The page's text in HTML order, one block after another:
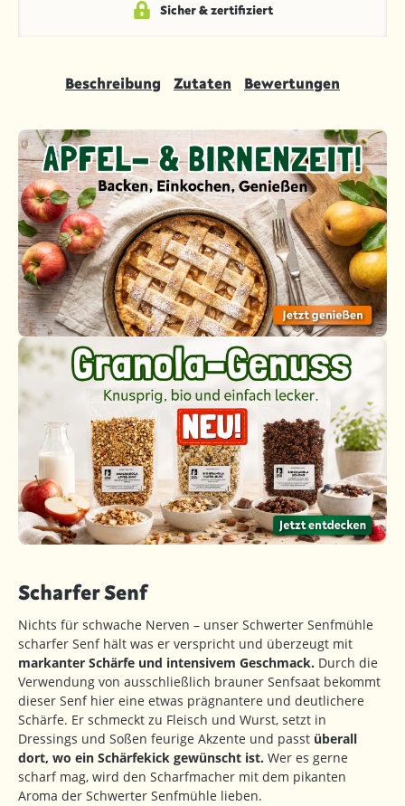
Sicher & zertifiziert
Beschreibung Zutaten Bewertungen
Scharfer Senf
Nichts für schwache Nerven – unser Schwerter Senfmühle
scharfer Senf hält was er verspricht und überzeugt mit
markanter Schärfe und intensivem Geschmack. Durch die
Verwendung von ausschließlich brauner Senfsaat bekommt
dieser Senf hier eine etwas prägnantere und deutlichere
Schärfe. Er schmeckt zu Fleisch und Wurst, setzt in
Dressings und Soßen feurige Akzente und passt überall
dort, wo ein Schärfekick gewünscht ist. Wer es gerne
scharf mag, wird den Scharfmacher mit dem pikanten
Aroma der Schwerter Senfmühle lieben.